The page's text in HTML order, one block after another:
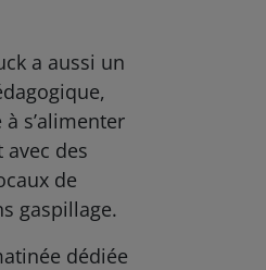
a aussi un
s’alimenter
avec des
de
gaspillage.
dédiée